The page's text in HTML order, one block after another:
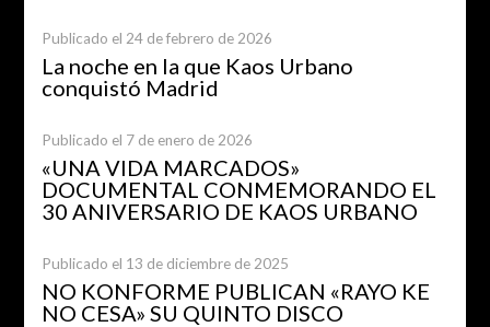
Publicado el 24 de febrero de 2026
La noche en la que Kaos Urbano
conquistó Madrid
Publicado el 7 de enero de 2026
«UNA VIDA MARCADOS»
DOCUMENTAL CONMEMORANDO EL
30 ANIVERSARIO DE KAOS URBANO
Publicado el 13 de diciembre de 2025
NO KONFORME PUBLICAN «RAYO KE
NO CESA» SU QUINTO DISCO